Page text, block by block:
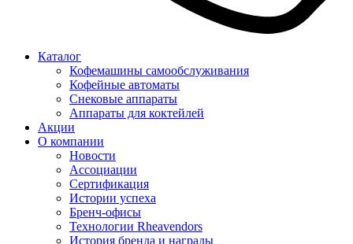
Каталог
Кофемашины самообслуживания
Кофейные автоматы
Снековые аппараты
Аппараты для коктейлей
Акции
О компании
Новости
Ассоциации
Сертификация
Истории успеха
Бренч-офисы
Технологии Rheavendors
История бренда и награды